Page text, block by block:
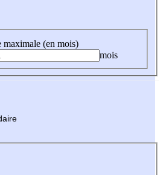
maximale (en mois)
mois